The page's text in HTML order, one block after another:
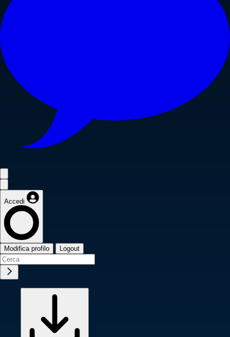
Accedi
Modifica profilo Logout